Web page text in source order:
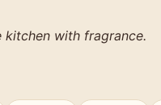
kitchen with fragrance.